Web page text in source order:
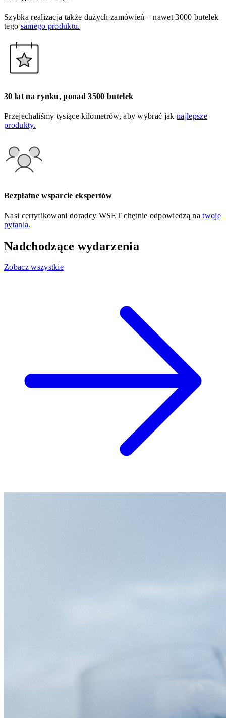
Szybka realizacja także dużych zamówień – nawet 3000 butelek
tego samego produktu.
30 lat na rynku, ponad 3500 butelek
Przejechaliśmy tysiące kilometrów, aby wybrać jaknajlepsze
produkty.
Bezpłatne wsparcie ekspertów
Nasi certyfikowani doradcy WSET chętnie odpowiedzą natwoje
pytania.
Nadchodzące wydarzenia
Zobacz wszystkie